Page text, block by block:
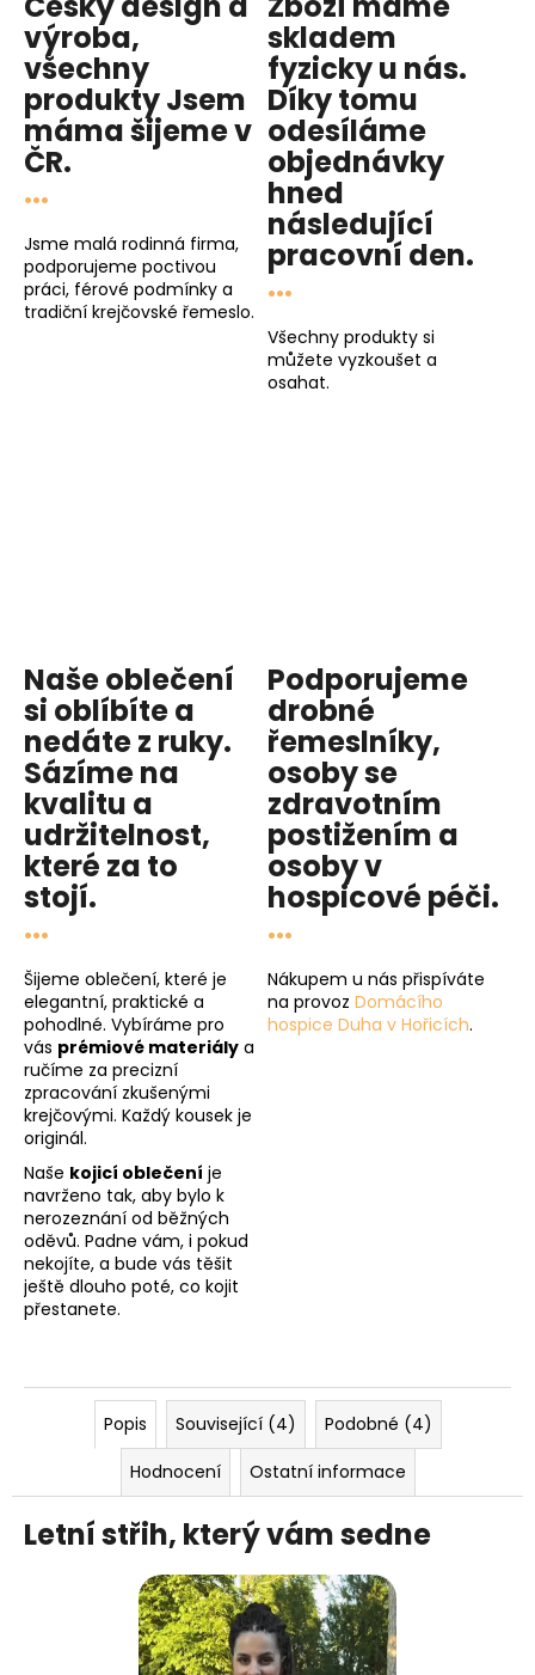
výroba,
všechny
produktyJsem
mámašijeme v
ČR.
...
Jsme malá rodinná firma,
podporujeme poctivou
práci, férové podmínky a
tradiční krejčovské řemeslo.
skladem
fyzicky u nás.
Díky tomu
odesíláme
objednávky
hned
následující
pracovní den.
...
Všechny produkty si
můžete vyzkoušet a
osahat.
Naše oblečení
si oblíbíte a
nedáte z ruky.
Sázíme na
kvalitu a
udržitelnost,
které za to
stojí.
...
Šijeme oblečení, které je
elegantní, praktické a
pohodlné. Vybíráme pro
vás prémiové materiály a
ručíme za precizní
zpracování zkušenými
krejčovými. Každý kousek je
originál.
Naše kojicí oblečení je
navrženo tak, aby bylo k
nerozeznání od běžných
oděvů. Padne vám, i pokud
nekojíte, a bude vás těšit
ještě dlouho poté, co kojit
přestanete.
Podporujeme
drobné
řemeslníky,
osoby se
zdravotním
postižením a
osoby v
hospicové péči.
...
Nákupem u nás přispíváte
na provoz Domácího
hospice Duha v Hořicích.
Popis Související (4)
Podobné (4)
Hodnocení
Ostatní informace
Letní střih, který vám sedne